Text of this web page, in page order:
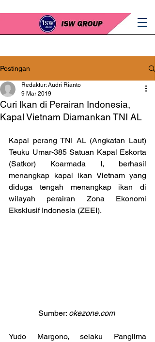
Postingan
Curi Ikan di Perairan Indonesia,
Kapal Vietnam Diamankan TNI AL
Redaktur: Audri Rianto
9 Mar 2019
Kapal perang TNI AL (Angkatan Laut)
Teuku Umar-385 Satuan Kapal Eskorta
(Satkor) Koarmada I, berhasil
menangkap kapal ikan Vietnam yang
diduga tengah menangkap ikan di
wilayah perairan Zona Ekonomi
Eksklusif Indonesia (ZEEI).
Sumber: okezone.com
Yudo Margono, selaku Panglima